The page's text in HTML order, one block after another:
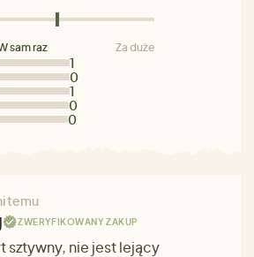
1
0
1
0
0
sam raz Za duże
temu
ZWERYFIKOWANY ZAKUP
sztywny, nie jest lejący